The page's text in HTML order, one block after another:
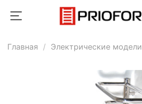
Главная Электрические модели